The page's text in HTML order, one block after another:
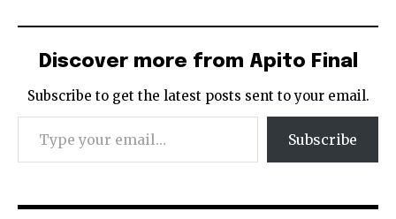
Discover more from Apito Final
Subscribe to get the latest posts sent to your email.
Type your email…
Subscribe